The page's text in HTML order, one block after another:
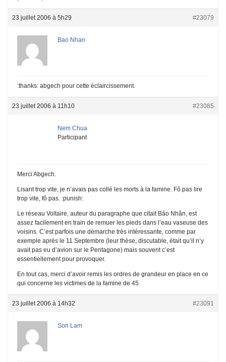
23 juillet 2006 à 5h29 #23079
Bao Nhan
:thanks: abgech pour cette éclaircissement.
23 juillet 2006 à 11h10 #23085
Nem Chua
Participant
Merci Abgech.
Lisant trop vite, je n’avais pas collé les morts à la famine. Fô pas lire
trop vite, fô pas. :punish:
Le réseau Voltaire, auteur du paragraphe que citait Bảo Nhân, est
assez facilement en train de remuer les pieds dans l’eau vaseuse des
voisins. C’est parfois une démarche très intéressante, comme par
exemple après le 11 Septembre (leur thèse, discutable, était qu’il n’y
avait pas eu d’avion sur le Pentagone) mais souvent c’est
essentiellement pour provoquer.
En tout cas, merci d’avoir remis les ordres de grandeur en place en ce
qui concerne les victimes de la famine de 45.
23 juillet 2006 à 14h32 #23091
Son Lam